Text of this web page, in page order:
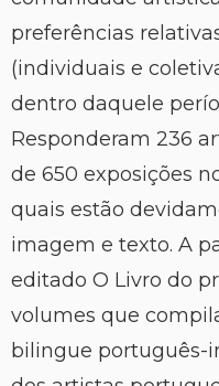
preferências
(individuais e
dentro daquele
Responderam 236
de 650 exposições
quais estão
imagem e texto. A
editado O Livro do
volumes que
bilingue português-